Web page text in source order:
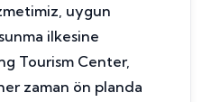
uygun
ilkesine
Tourism Center,
zaman ön planda